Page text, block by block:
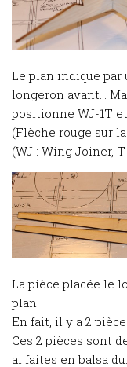
Le plan indique par
longeron avant…
positionne WJ-1T
(Flèche rouge sur
(WJ : Wing Joiner,
La pièce placée le
plan.
En fait, il y a 2
Ces 2 pièces sont
ai faites en balsa